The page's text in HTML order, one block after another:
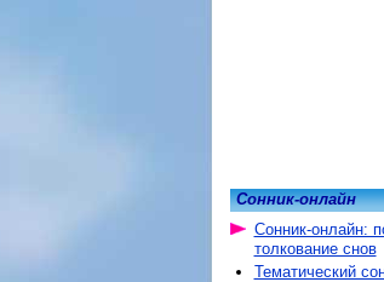
Сонник-онлайн
Сонник-онлайн:
толкование снов
Тематический